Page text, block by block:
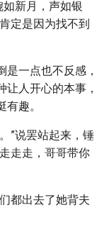
新月，声如银
定是因为找不到
一点也不反感，
人开心的本事，
趣。
”说罢站起来，锤
走走，哥哥带你
都出去了她背夫